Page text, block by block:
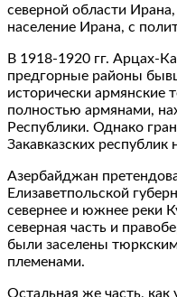
северной области
население Ирана, с
В 1918-1920 гг. Арцах-
предгорные районы
исторически армянские
полностью армянами,
Республики. Однако
Закавказских
Азербайджан
Елизаветпольской
севернее и южнее реки
северная часть и
были заселены
племенами.
Остальная же часть, как